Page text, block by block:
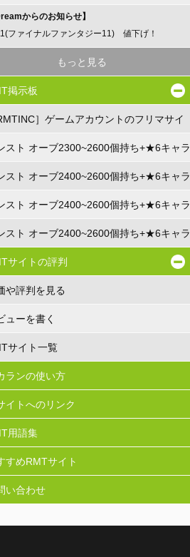
からのお知らせ】
ファイナルファンタジー11) 値下げ！
もっと見る
掲示板
］ゲームアカウントのフリマサイ
スト オーブ2300~2600個持ち+★6キャラ
体
スト オーブ2400~2600個持ち+★6キャラ
体
スト オーブ2400~2600個持ち+★6キャラ
体
スト オーブ2400~2600個持ち+★6キャラ
体
サイトの評判
や評判を見る
ューを書く
サイト一覧
ランの使い方
イトへのリンク
用語集
すめRMTサイト
い合わせ